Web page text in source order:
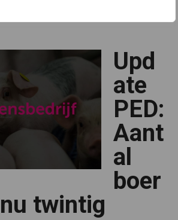
Upd
ate
PED:
Aant
al
boer
twintig